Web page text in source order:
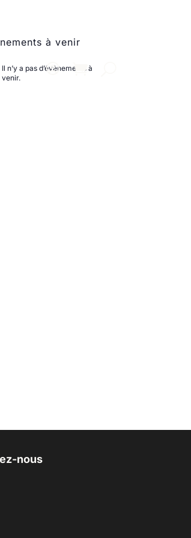
à venir
Il n’y a pas d’évènements à
venir.
nous